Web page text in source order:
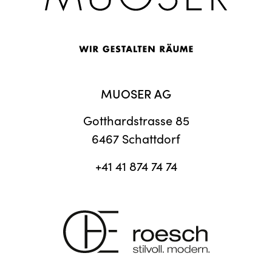
MUOSER AG
Gotthardstrasse 85
6467 Schattdorf
+41 41 874 74 74